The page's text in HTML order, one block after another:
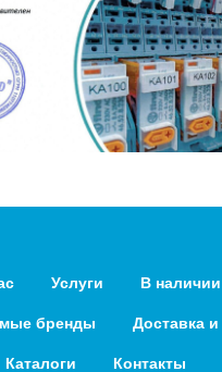
Услуги В наличии
бренды Доставка и
Каталоги Контакты